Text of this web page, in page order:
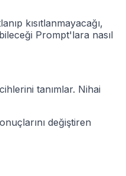
kısıtlanmayacağı,
Prompt'lara nasıl
tanımlar. Nihai
değiştiren